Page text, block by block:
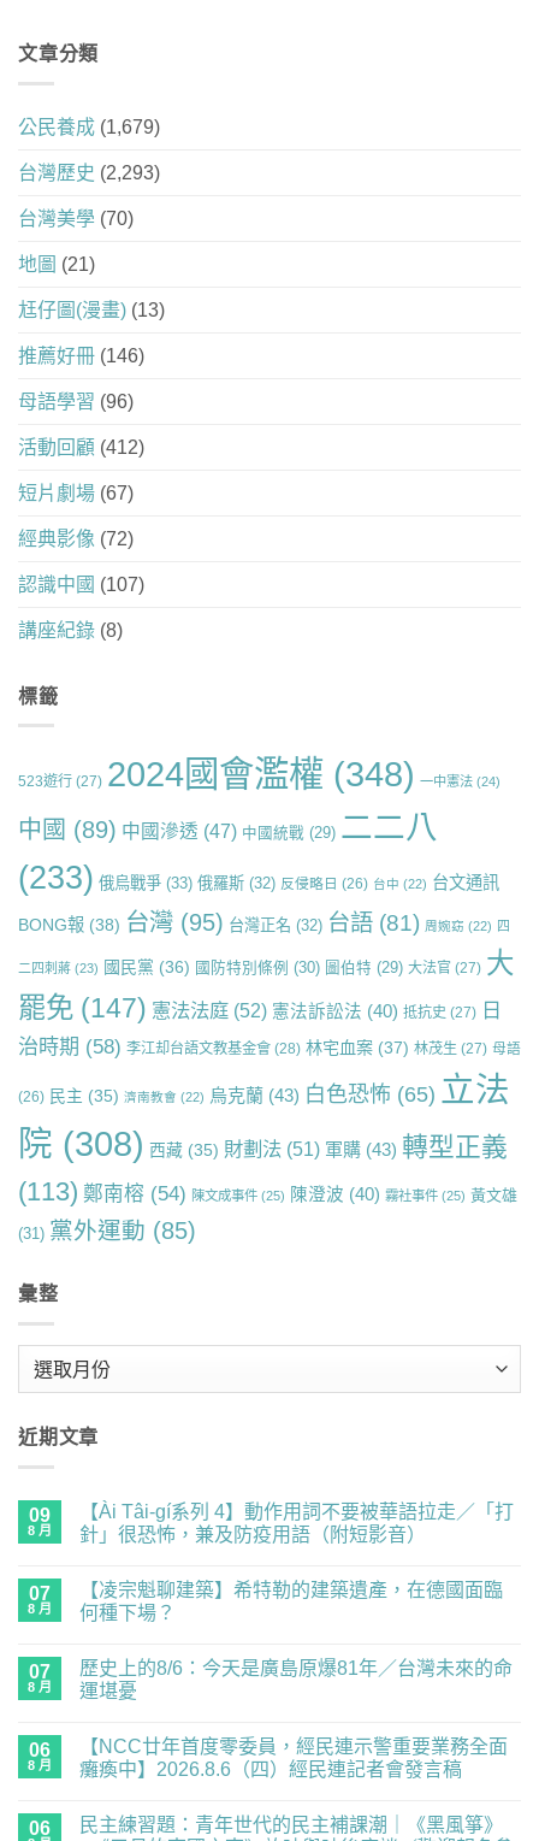
文章分類
公民養成 (1,679)
台灣歷史 (2,293)
台灣美學 (70)
地圖 (21)
尪仔圖(漫畫) (13)
推薦好冊 (146)
母語學習 (96)
活動回顧 (412)
短片劇場 (67)
經典影像 (72)
認識中國 (107)
講座紀錄 (8)
標籤
523遊行 (27) 2024國會濫權 (348) 一中憲法 (24)
中國 (89) 中國滲透 (47) 中國統戰 (29) 二二八
(233) 俄烏戰爭 (33) 俄羅斯 (32) 反侵略日 (26) 台中 (22) 台文通訊
BONG報 (38) 台灣 (95) 台灣正名 (32) 台語 (81) 周婉窈 (22) 四
二四刺蔣 (23) 國民黨 (36) 國防特別條例 (30) 圖伯特 (29) 大法官 (27) 大
罷免 (147) 憲法法庭 (52) 憲法訴訟法 (40) 抵抗史 (27) 日
治時期 (58) 李江却台語文教基金會 (28) 林宅血案 (37) 林茂生 (27) 母語
(26) 民主 (35) 濟南教會 (22) 烏克蘭 (43) 白色恐怖 (65) 立法
院 (308) 西藏 (35) 財劃法 (51) 軍購 (43) 轉型正義
(113) 鄭南榕 (54) 陳文成事件 (25) 陳澄波 (40) 霧社事件 (25) 黃文雄
(31) 黨外運動 (85)
彙整
近期文章
09
8 月
【Ài Tâi-gí系列 4】動作用詞不要被華語拉走／「打
針」很恐怖，兼及防疫用語（附短影音）
Tâi-
gí
系
動
作
用
被
華
走
言
07
8 月
【凌宗魁聊建築】希特勒的建築遺產，在德國面臨
何種下場？
宗
魁
聊
特
勒
築
留
言
07
8 月
歷史上的8/6：今天是廣島原爆81年／台灣未來的命
運堪憂
上
的
天
言
06
8 月
【NCC廿年首度零委員，經民連示警重要業務全面
癱瘓中】2026.8.6（四）經民連記者會發言稿
廿
留
06
民主練習題：青年世代的民主補課潮｜《黑風箏》